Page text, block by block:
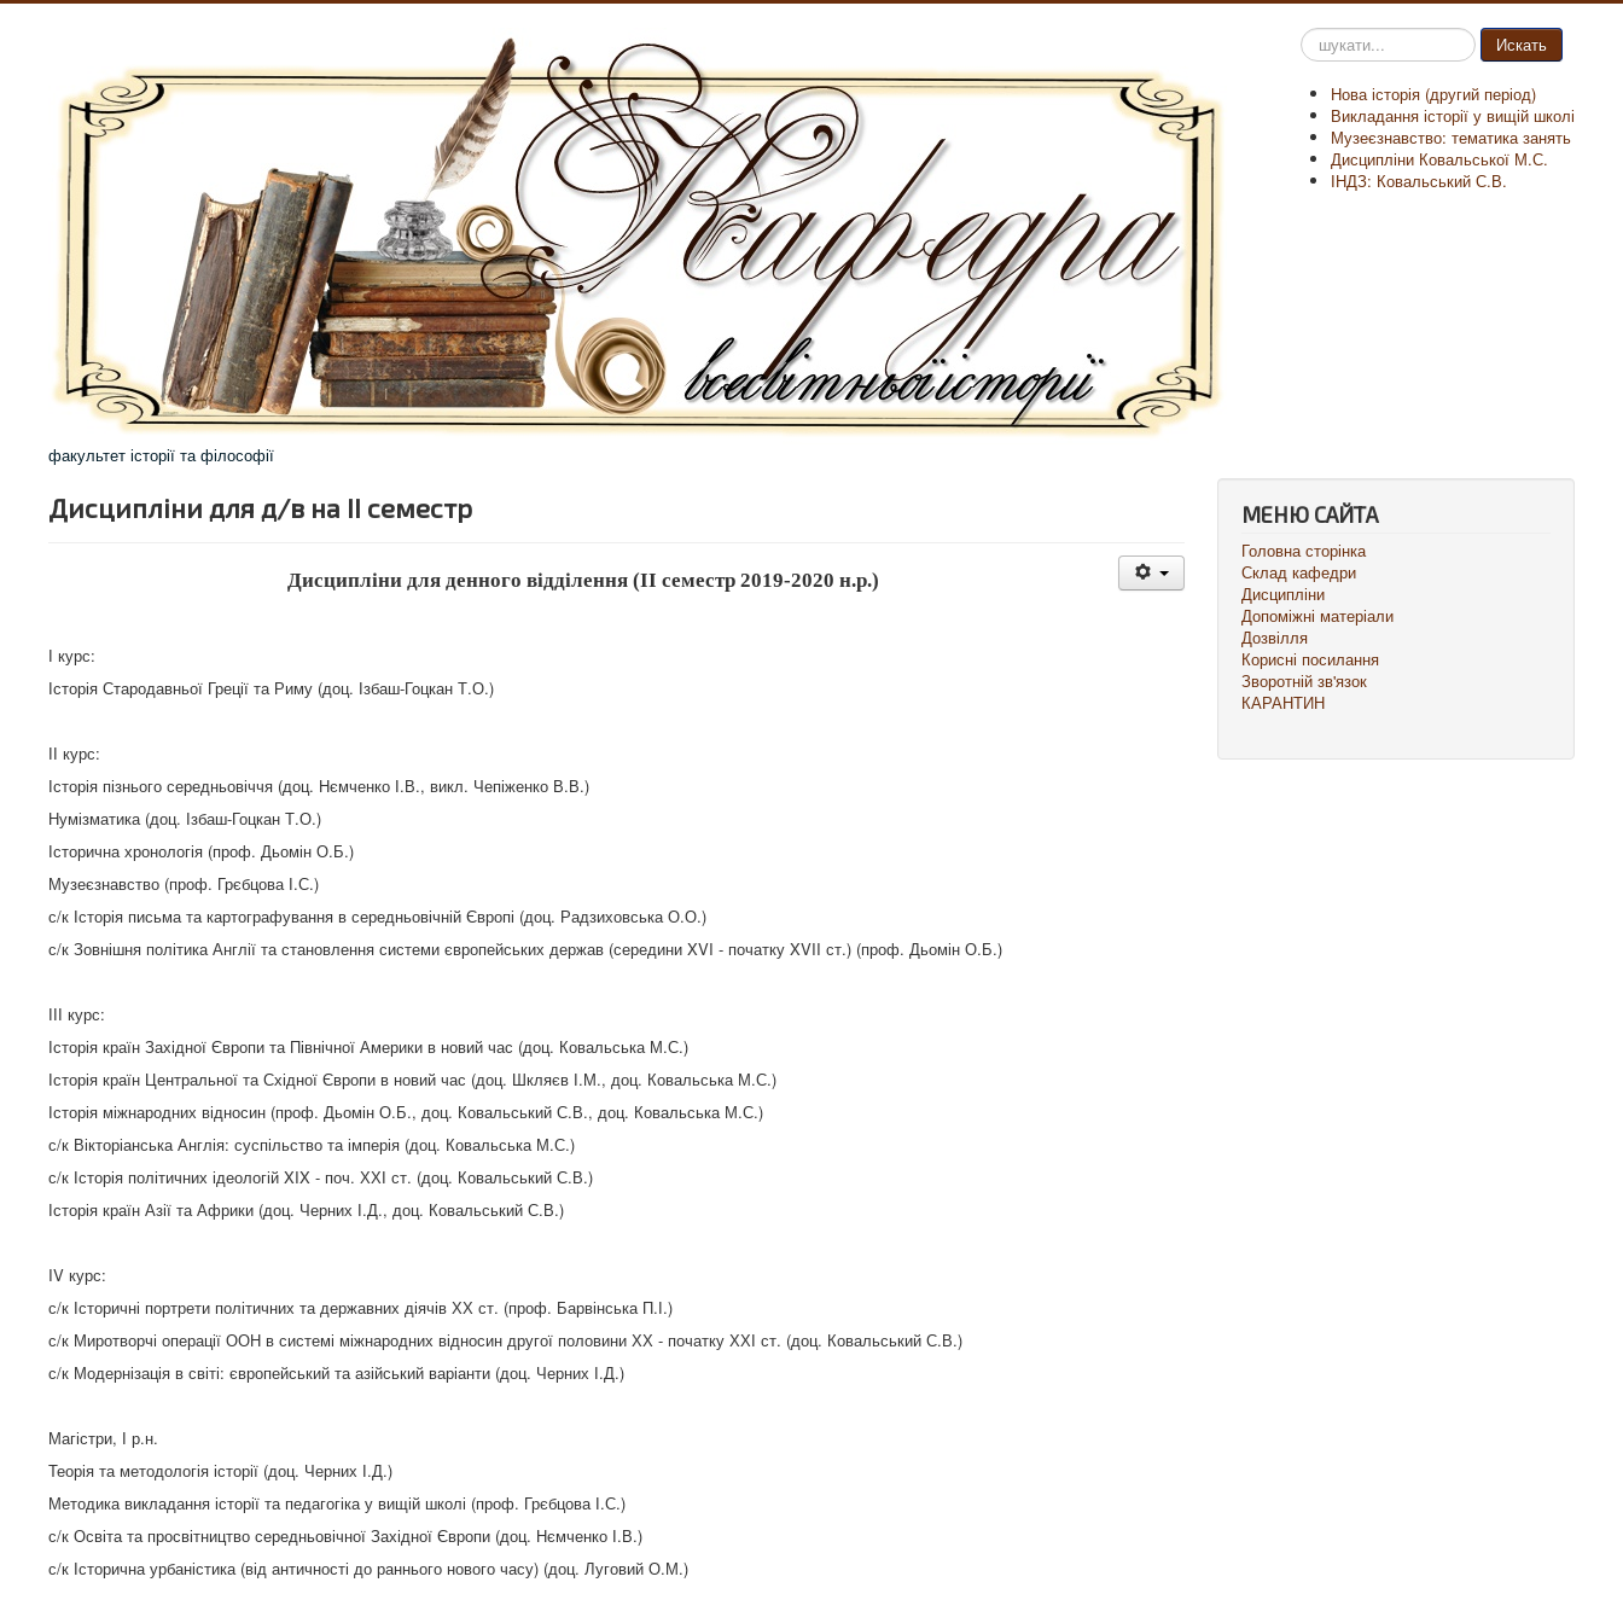
факультет історії та філософії
Пошук
на
Искать
Нова історія (другий період)
Викладання історії у вищій школі
Музеєзнавство: тематика занять
Дисципліни Ковальської М.С.
ІНДЗ: Ковальський С.В.
Дисципліни для д/в на ІІ семестр
Дисципліни для денного відділення (ІІ семестр 2019-2020 н.р.)
І курс:
Історія Стародавньої Греції та Риму (доц. Ізбаш-Гоцкан Т.О.)
ІІ курс:
Історія пізнього середньовіччя (доц. Нємченко І.В., викл. Чепіженко В.В.)
Нумізматика (доц. Ізбаш-Гоцкан Т.О.)
Історична хронологія (проф. Дьомін О.Б.)
Музеєзнавство (проф. Грєбцова І.С.)
с/к Історія письма та картографування в середньовічній Європі (доц. Радзиховська О.О.)
с/к Зовнішня політика Англії та становлення системи європейських держав (середини XVI - початку XVII ст.) (проф. Дьомін О.Б.)
ІІІ курс:
Історія країн Західної Європи та Північної Америки в новий час (доц. Ковальська М.С.)
Історія країн Центральної та Східної Європи в новий час (доц. Шкляєв І.М., доц. Ковальська М.С.)
Історія міжнародних відносин (проф. Дьомін О.Б., доц. Ковальський С.В., доц. Ковальська М.С.)
с/к Вікторіанська Англія: суспільство та імперія (доц. Ковальська М.С.)
с/к Історія політичних ідеологій XIX - поч. ХХІ ст. (доц. Ковальський С.В.)
Історія країн Азії та Африки (доц. Черних І.Д., доц. Ковальський С.В.)
IV курс:
с/к Історичні портрети політичних та державних діячів ХХ ст. (проф. Барвінська П.І.)
с/к Миротворчі операції ООН в системі міжнародних відносин другої половини ХХ - початку ХХІ ст. (доц. Ковальський С.В.)
с/к Модернізація в світі: європейський та азійський варіанти (доц. Черних І.Д.)
Магістри, І р.н.
Теорія та методологія історії (доц. Черних І.Д.)
Методика викладання історії та педагогіка у вищій школі (проф. Грєбцова І.С.)
с/к Освіта та просвітництво середньовічної Західної Європи (доц. Нємченко І.В.)
с/к Історична урбаністика (від античності до раннього нового часу) (доц. Луговий О.М.)
МЕНЮ САЙТА
Головна сторінка
Склад кафедри
Дисципліни
Допоміжні матеріали
Дозвілля
Корисні посилання
Зворотній зв'язок
КАРАНТИН